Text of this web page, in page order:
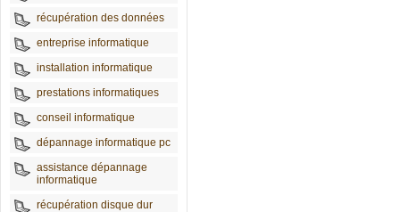
récupération des données
entreprise informatique
installation informatique
prestations informatiques
conseil informatique
dépannage informatique pc
assistance dépannage
informatique
récupération disque dur